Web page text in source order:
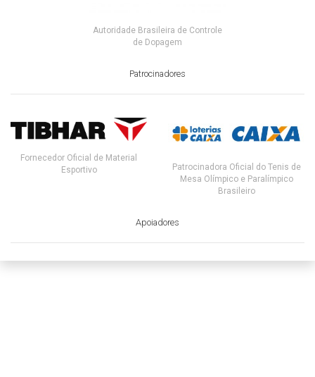
Autoridade Brasileira de Controle
de Dopagem
Patrocinadores
Fornecedor Oficial de Material
Esportivo
Patrocinadora Oficial do Tenis de
Mesa Olímpico e Paralímpico
Brasileiro
Apoiadores